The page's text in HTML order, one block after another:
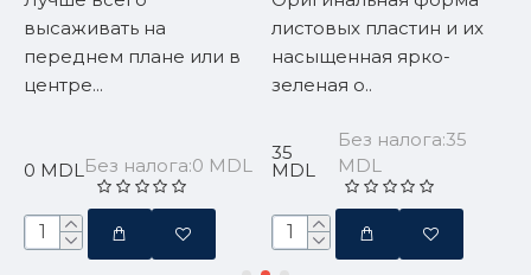
высаживать на
переднем плане или в
центре...
0 MDLБез налога:0 MDL
листовых пластин и их
насыщенная ярко-
зеленая о..
35
MDL
Без налога:35
MDL